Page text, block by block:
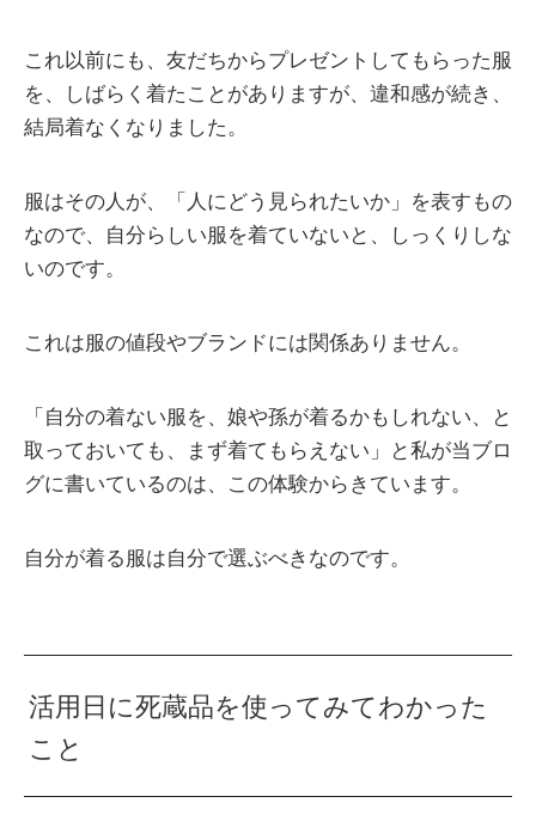
これ以前にも、友だちからプレゼントしてもらった服
を、しばらく着たことがありますが、違和感が続き、
結局着なくなりました。
服はその人が、「人にどう見られたいか」を表すもの
なので、自分らしい服を着ていないと、しっくりしな
いのです。
これは服の値段やブランドには関係ありません。
「自分の着ない服を、娘や孫が着るかもしれない、と
取っておいても、まず着てもらえない」と私が当ブロ
グに書いているのは、この体験からきています。
自分が着る服は自分で選ぶべきなのです。
活用日に死蔵品を使ってみてわかった
こと